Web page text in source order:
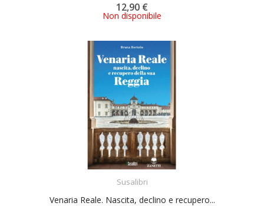
12,90 €
Non disponibile
Susalibri
Venaria Reale. Nascita, declino e recupero...